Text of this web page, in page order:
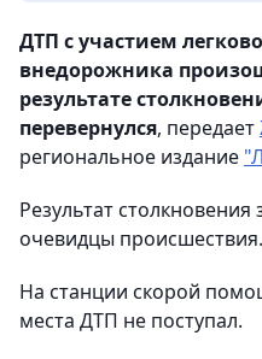
ДТП с участием
внедорожника
результате
перевернулся, передает
региональное издание
Результат
очевидцы происшествия.
На станции скорой
места ДТП не поступал.